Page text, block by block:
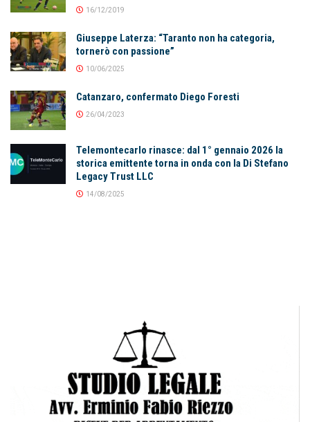
16/12/2019
Giuseppe Laterza: “Taranto non ha categoria,
tornerò con passione”
10/06/2025
Catanzaro, confermato Diego Foresti
26/04/2023
Telemontecarlo rinasce: dal 1° gennaio 2026 la
storica emittente torna in onda con la Di Stefano
Legacy Trust LLC
14/08/2025